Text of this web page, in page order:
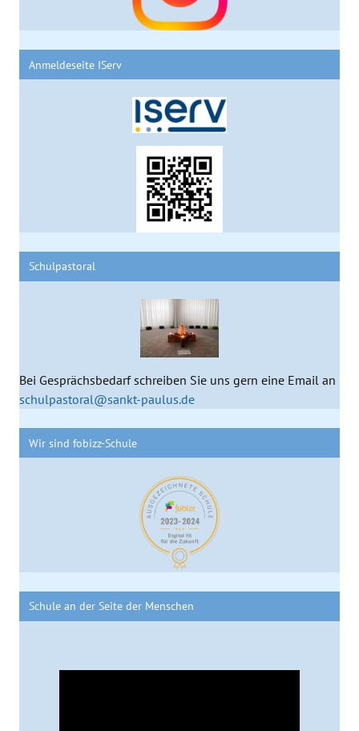
Anmeldeseite IServ
Schulpastoral
Bei Gesprächsbedarf schreiben Sie uns gern eine Email an
schulpastoral@sankt-paulus.de
Wir sind fobizz-Schule
Schule an der Seite der Menschen